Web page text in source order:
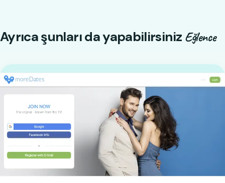
Ayrıca şunları da yapabilirsiniz Eğlence